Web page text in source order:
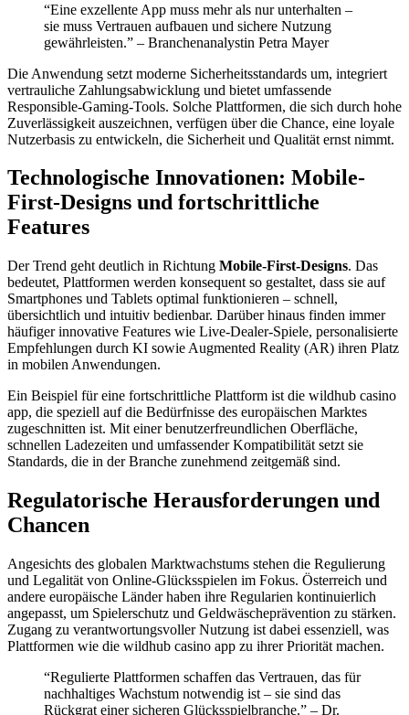
“Eine exzellente App muss mehr als nur unterhalten –
sie muss Vertrauen aufbauen und sichere Nutzung
gewährleisten.” – Branchenanalystin Petra Mayer
Die Anwendung setzt moderne Sicherheitsstandards um, integriert
vertrauliche Zahlungsabwicklung und bietet umfassende
Responsible-Gaming-Tools. Solche Plattformen, die sich durch hohe
Zuverlässigkeit auszeichnen, verfügen über die Chance, eine loyale
Nutzerbasis zu entwickeln, die Sicherheit und Qualität ernst nimmt.
Technologische Innovationen: Mobile-
First-Designs und fortschrittliche
Features
Der Trend geht deutlich in Richtung Mobile-First-Designs. Das
bedeutet, Plattformen werden konsequent so gestaltet, dass sie auf
Smartphones und Tablets optimal funktionieren – schnell,
übersichtlich und intuitiv bedienbar. Darüber hinaus finden immer
häufiger innovative Features wie Live-Dealer-Spiele, personalisierte
Empfehlungen durch KI sowie Augmented Reality (AR) ihren Platz
in mobilen Anwendungen.
Ein Beispiel für eine fortschrittliche Plattform ist die wildhub casino
app, die speziell auf die Bedürfnisse des europäischen Marktes
zugeschnitten ist. Mit einer benutzerfreundlichen Oberfläche,
schnellen Ladezeiten und umfassender Kompatibilität setzt sie
Standards, die in der Branche zunehmend zeitgemäß sind.
Regulatorische Herausforderungen und
Chancen
Angesichts des globalen Marktwachstums stehen die Regulierung
und Legalität von Online-Glücksspielen im Fokus. Österreich und
andere europäische Länder haben ihre Regularien kontinuierlich
angepasst, um Spielerschutz und Geldwäscheprävention zu stärken.
Zugang zu verantwortungsvoller Nutzung ist dabei essenziell, was
Plattformen wie die wildhub casino app zu ihrer Priorität machen.
“Regulierte Plattformen schaffen das Vertrauen, das für
nachhaltiges Wachstum notwendig ist – sie sind das
Rückgrat einer sicheren Glücksspielbranche.” – Dr.